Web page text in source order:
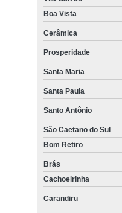
Boa Vista
Cerâmica
Prosperidade
Santa Maria
Santa Paula
Santo Antônio
São Caetano do Sul
Bom Retiro
Brás
Cachoeirinha
Carandiru